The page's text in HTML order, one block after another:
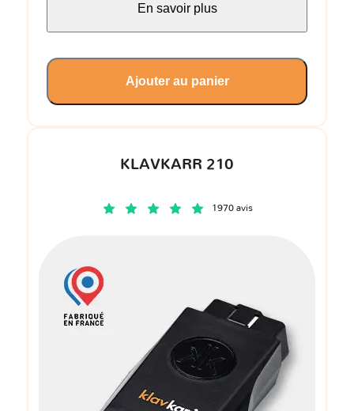
KLAVKARR 210
1970 avis
En savoir plus
Ajouter au panier